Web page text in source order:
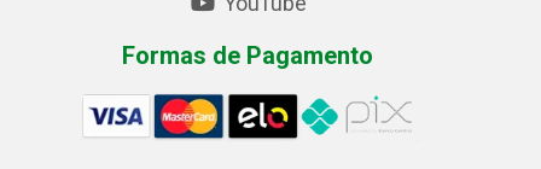
Formas de Pagamento